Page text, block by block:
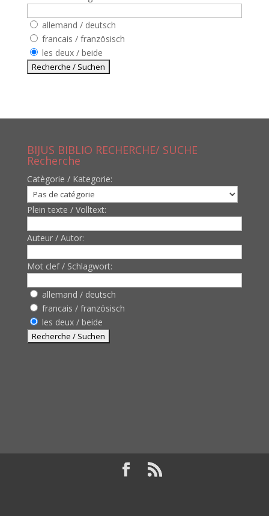
allemand / deutsch
francais / französisch
les deux / beide
BIJUS BIBLIO RECHERCHE/ SUCHE
Recherche
Catègorie / Kategorie:
Plein texte / Volltext:
Auteur / Autor:
Mot clef / Schlagwort:
allemand / deutsch
francais / französisch
les deux / beide